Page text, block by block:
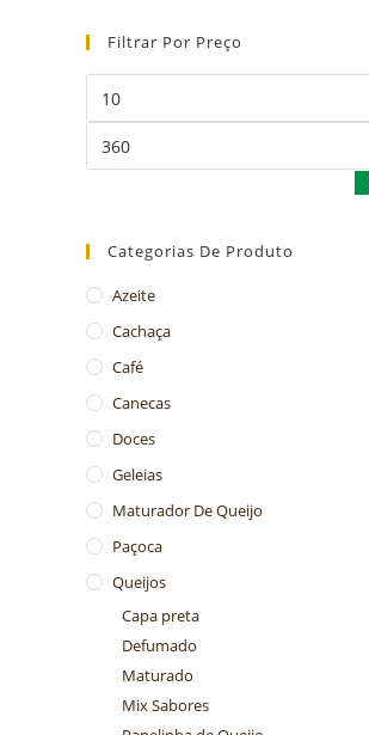
Filtrar Por Preço
Categorias De Produto
Azeite
Cachaça
Café
Canecas
Doces
Geleias
Maturador De Queijo
Paçoca
Queijos
Capa preta
Defumado
Maturado
Mix Sabores